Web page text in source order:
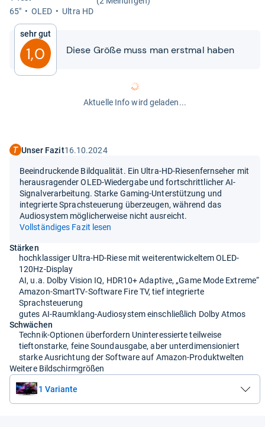
65"
OLED Ultra HD
Sehr gut
1,0 Diese Größe muss man erst­mal haben
Aktuelle Info wird geladen...
Unser Fazit16.10.2024
Beeindruckende Bildqualität. Ein Ultra-HD-Riesenfernseher mit
herausragender OLED-Wiedergabe und fortschrittlicher AI-
Signalverarbeitung. Starke Gaming-Unterstützung und
integrierte Sprachsteuerung überzeugen, während das
Audiosystem möglicherweise nicht ausreicht.
Vollständiges Fazit lesen
Stärken
hochklassiger Ultra-HD-Riese mit weiterentwickeltem OLED-
120Hz-Display
AI, u.a. Dolby Vision IQ, HDR10+ Adaptive, „Game Mode Extreme“
Amazon-SmartTV-Software Fire TV, tief integrierte
Sprachsteuerung
gutes AI-Raumklang-Audiosystem einschließlich Dolby Atmos
Schwächen
Technik-Optionen überfordern Uninteressierte teilweise
tieftonstarke, feine Soundausgabe, aber unterdimensioniert
starke Ausrichtung der Software auf Amazon-Produktwelten
Weitere Bildschirmgrößen
1 Variante